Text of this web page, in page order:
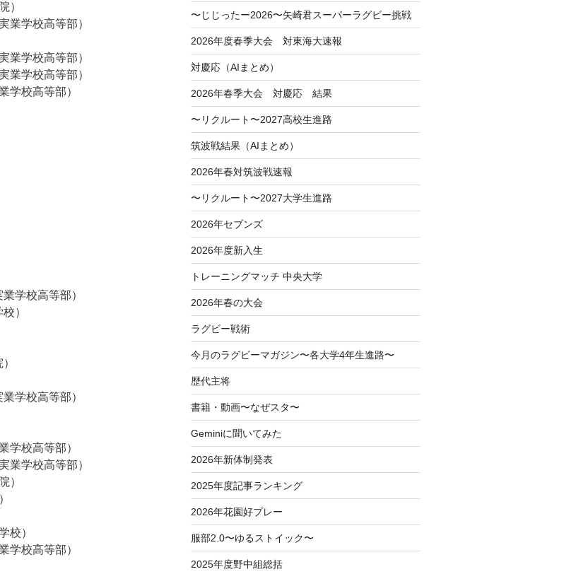
）
学校高等部）
学校高等部）
学校高等部）
学校高等部）
学校高等部）
）
学校高等部）
学校高等部）
学校高等部）
）
校）
学校高等部）
〜じじったー2026〜矢崎君スーパーラグビー挑戦
2026年度春季大会 対東海大速報
対慶応（AIまとめ）
2026年春季大会 対慶応 結果
〜リクルート〜2027高校生進路
筑波戦結果（AIまとめ）
2026年春対筑波戦速報
〜リクルート〜2027大学生進路
2026年セブンズ
2026年度新入生
トレーニングマッチ 中央大学
2026年春の大会
ラグビー戦術
今月のラグビーマガジン〜各大学4年生進路〜
歴代主将
書籍・動画〜なぜスタ〜
Geminiに聞いてみた
2026年新体制発表
2025年度記事ランキング
2026年花園好プレー
服部2.0〜ゆるストイック〜
2025年度野中組総括